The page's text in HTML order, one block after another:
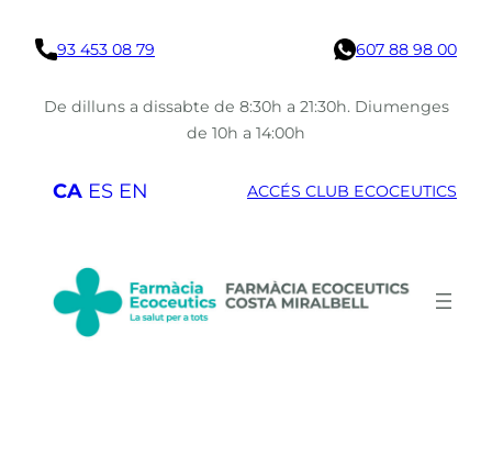
93 453 08 79 607 88 98 00
De dilluns a dissabte de 8:30h a 21:30h. Diumenges
de 10h a 14:00h
CA ES EN ACCÉS CLUB ECOCEUTICS